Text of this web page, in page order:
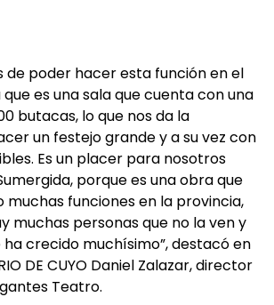
de poder hacer esta función en el
es una sala que cuenta con una
butacas, lo que nos da la
un festejo grande y a su vez con
Es un placer para nosotros
porque es una obra que
muchas funciones en la provincia,
muchas personas que no la ven y
crecido muchísimo”, destacó en
DE CUYO Daniel Zalazar, director
Teatro.